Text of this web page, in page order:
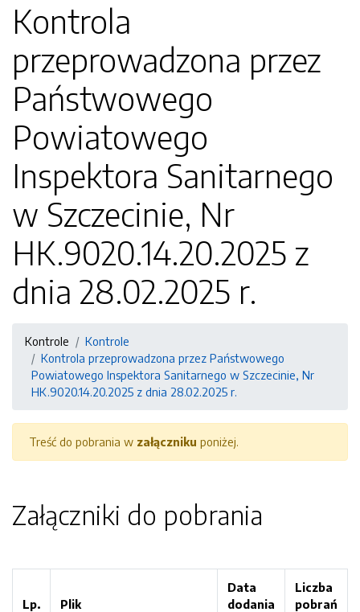
Kontrola
przeprowadzona przez
Państwowego
Powiatowego
Inspektora Sanitarnego
w Szczecinie, Nr
HK.9020.14.20.2025 z
dnia 28.02.2025 r.
Kontrole
Kontrole
Kontrola przeprowadzona przez Państwowego
Powiatowego Inspektora Sanitarnego w Szczecinie, Nr
HK.9020.14.20.2025 z dnia 28.02.2025 r.
Treść do pobrania w załączniku poniżej.
Załączniki do pobrania
Lp. Plik
Data
dodania
Liczba
pobrań